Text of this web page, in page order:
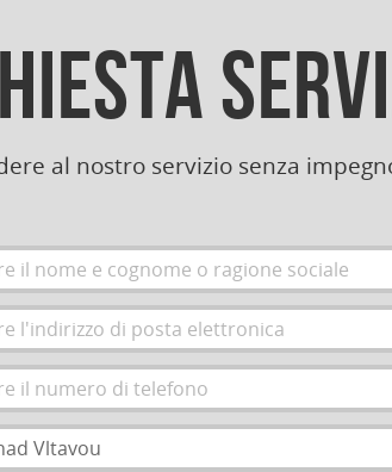
al nostro servizio senza